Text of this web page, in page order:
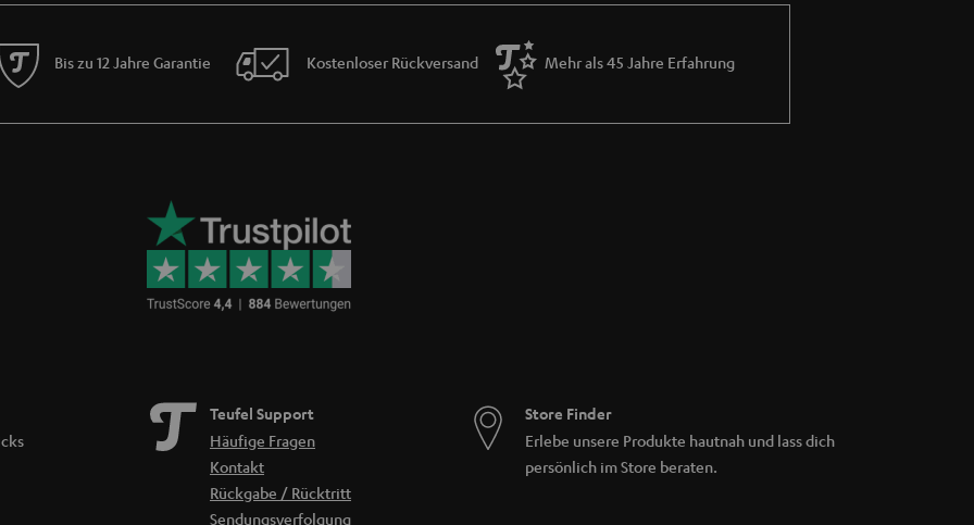
Bis zu 12 Jahre Garantie Kostenloser Rückversand Mehr als 45 Jahre Erfahrung
Teufel Support
Häufige Fragen
Kontakt
Rückgabe / Rücktritt
Sendungsverfolgung
Store Finder
Erlebe unsere Produkte hautnah und lass dich
persönlich im Store beraten.